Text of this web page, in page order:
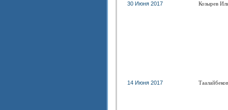
30 Июня 2017 Козырев
14 Июня 2017